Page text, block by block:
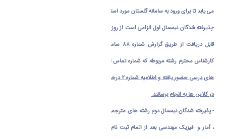
می یابد تا برای ورود به سامانه گلستان مورد استفاده قرار گیرد .
قابل دریافت از طریق گزارش شماره 88 سامانه گلستان دانشگاه اراک
کارشناس محترم رشته مربوطه که شماره تماس انان ذیل همین اطلاعیه مندرج است
های درسی حضور یافته و اطلاعیه شماره 2 درخصوص تحویل مدارک را نیز همزمان با شرکت
در کلاس ها به انجام برسانند.
- پذیرفته شدگان نیمسال دوم رشته های مترجمی زبان انگلیسی، شیمی محض، زیست گیاهی